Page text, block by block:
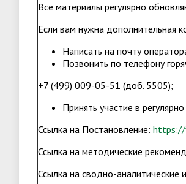
Все материалы регулярно
Если вам нужна дополнительная
Написать на почту
Позвонить по телефону
+7 (499) 009-05-51 (доб. 5505);
Принять участие в
Ссылка на Постановление: https://
Ссылка на методические
Ссылка на сводно-аналитические